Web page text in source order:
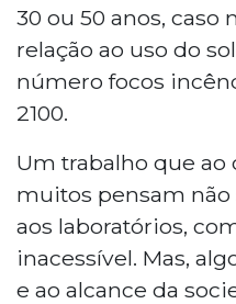
30 ou 50 anos, caso
relação ao uso do
número focos
2100.
Um trabalho que ao
muitos pensam
aos laboratórios,
inacessível. Mas,
e ao alcance da